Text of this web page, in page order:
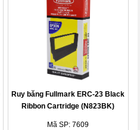
Ruy băng Fullmark ERC-23 Black
Ribbon Cartridge (N823BK)
Mã SP: 7609